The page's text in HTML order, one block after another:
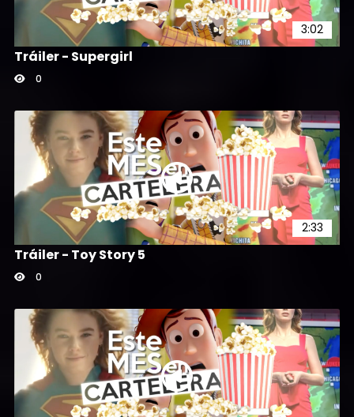
3:02
Tráiler - Supergirl
0
2:33
Tráiler - Toy Story 5
0